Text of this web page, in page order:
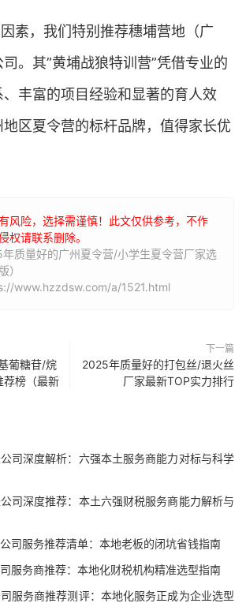
素，我们特别推荐穗埔营地（广
。其”黄埔战狼特训营”凭借专业的
丰富的项目经验和显著的育人效
区夏令营的标杆品牌，值得家长优
风险，选择需谨慎！此文仅供参考，不作
权请联系删除。
质量好的广州夏令营/小学生夏令营厂家选
）
www.hzzdsw.com/a/1521.html
葡糖苷/烷
荐榜（最新
下一篇
2025年质量好的打包丝/退火丝
厂家最新TOP实力排行
司深度解析：六强本土服务商能力对标与科学
司深度推荐：本土六强财税服务商能力解析与
司服务推荐清单：本地老板的闭坑省钱指南
服务商推荐：本地化财税机构精准选型指南
服务商推荐测评：本地化服务正成为企业选型